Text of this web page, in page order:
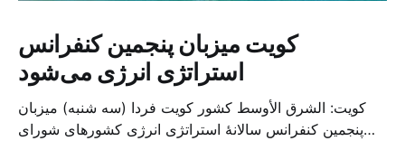
کویت میزبان پنجمین کنفرانس
استراتژی انرژی می‌شود
کویت: الشرق الأوسط کشور کویت فردا (سه شنبه) میزبان
پنجمین کنفرانس سالانهٔ استراتژی انرژی کشورهای شورای